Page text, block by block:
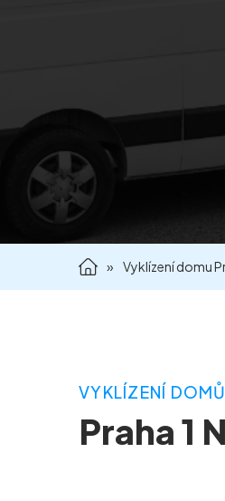
» Vyklízení domu
VYKLÍZENÍ DOMŮ
Praha 1